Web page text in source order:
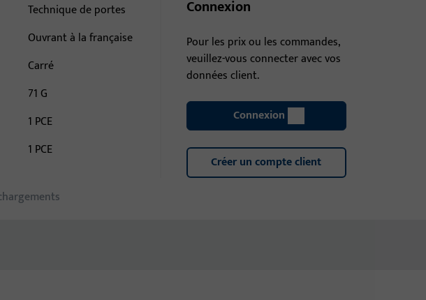
Technique de portes
Ouvrant à la française
Carré
71 G
1 PCE
1 PCE
Connexion
Pour les prix ou les commandes,
veuillez-vous connecter avec vos
données client.
Connexion
Créer un compte client